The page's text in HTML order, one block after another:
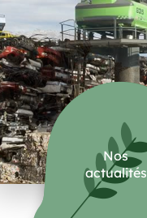
Nos
actualités